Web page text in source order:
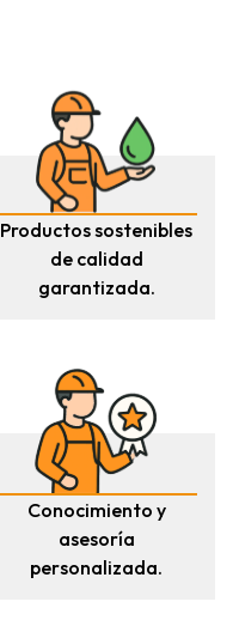
Productos sostenibles
de calidad
garantizada.
Conocimiento y
asesoría
personalizada.